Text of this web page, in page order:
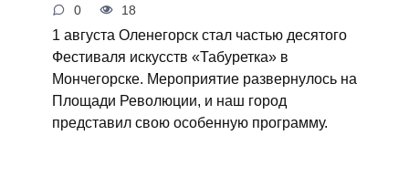
0 18
1 августа Оленегорск стал частью десятого
Фестиваля искусств «Табуретка» в
Мончегорске. Мероприятие развернулось на
Площади Революции, и наш город
представил свою особенную программу.